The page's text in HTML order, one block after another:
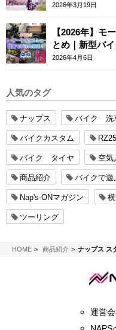
2026年3月19日
【2026年】モ
とめ｜新型バ
2026年4月6日
人気のタグ
ナップス バイク 洗
バイクカスタム
バイク タイヤ 空気
商品紹介 バイクで遊
Nap's-ONマガジン
ツーリング
HOMENAPS-ON マガジン
商品紹介 ナップス スタッフが使って
運営
NAPS